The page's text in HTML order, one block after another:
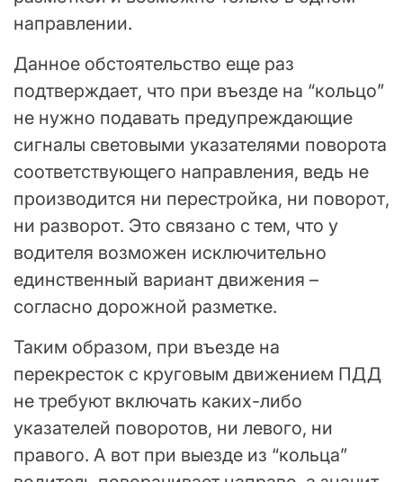
направлении.
Данное обстоятельство еще раз
подтверждает, что при въезде на “кольцо”
не нужно подавать предупреждающие
сигналы световыми указателями поворота
соответствующего направления, ведь не
производится ни перестройка, ни поворот,
ни разворот. Это связано с тем, что у
водителя возможен исключительно
единственный вариант движения –
согласно дорожной разметке.
Таким образом, при въезде на
перекресток с круговым движением ПДД
не требуют включать каких-либо
указателей поворотов, ни левого, ни
правого. А вот при выезде из “кольца”